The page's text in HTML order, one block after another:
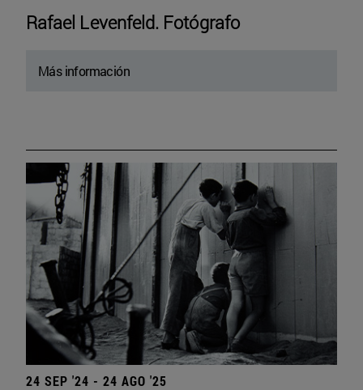
Rafael Levenfeld. Fotógrafo
Más información
24 SEP '24 - 24 AGO '25